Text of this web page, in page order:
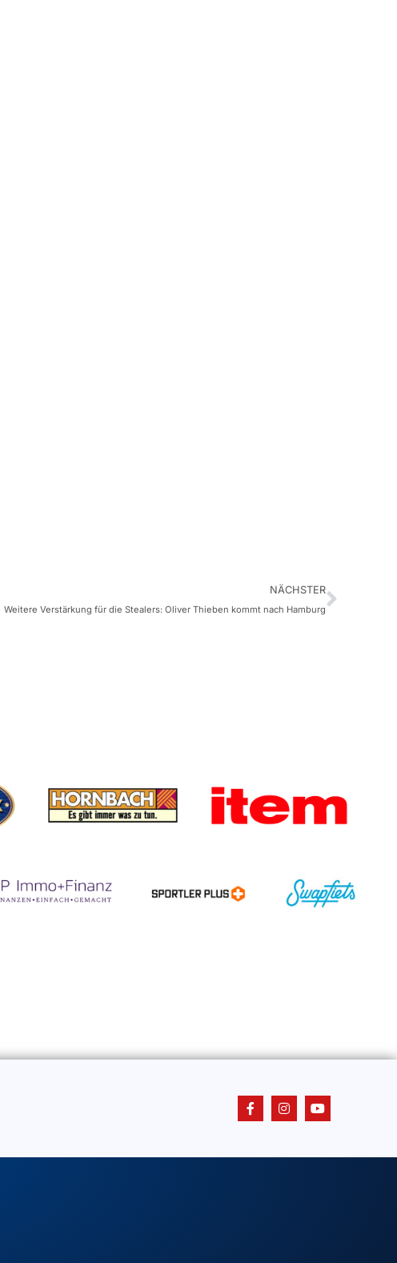
NÄCHSTER
Weitere Verstärkung für die Stealers: Oliver Thieben kommt nach Hamburg